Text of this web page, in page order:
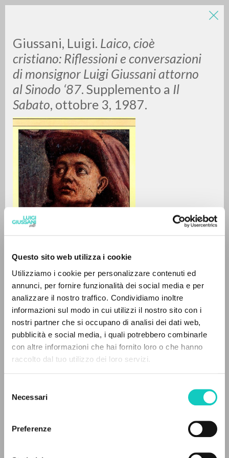
Questo sito web utilizza i cookie
Utilizziamo i cookie per personalizzare contenuti ed
annunci, per fornire funzionalità dei social media e per
analizzare il nostro traffico. Condividiamo inoltre
informazioni sul modo in cui utilizzi il nostro sito con i
nostri partner che si occupano di analisi dei dati web,
pubblicità e social media, i quali potrebbero combinarle
con altre informazioni che hai fornito loro o che hanno
raccolto dal tuo utilizzo dei loro servizi.
delNecessari
Preferenze
Giussani, Luigi. Laico, cioè
cristiano: Riflessioni e conversazioni
di monsignor Luigi Giussani attorno
al Sinodo ‘87. Supplemento a Il
Sabato, ottobre 3, 1987.
Giussani LuigiAuthor
Sarco GiorgioInterview
Scola Angelo Interview
Il Sabato
LUIGI
GIUSSANI
0RESULTS FOUND
MORE RESULTS